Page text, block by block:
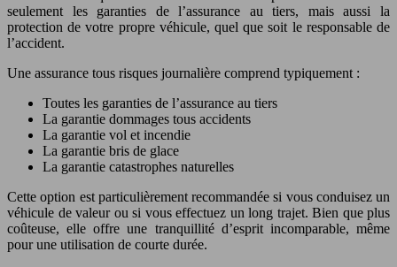
seulement les garanties de l’assurance au tiers, mais aussi la
protection de votre propre véhicule, quel que soit le responsable de
l’accident.
Une assurance tous risques journalière comprend typiquement :
Toutes les garanties de l’assurance au tiers
La garantie dommages tous accidents
La garantie vol et incendie
La garantie bris de glace
La garantie catastrophes naturelles
Cette option est particulièrement recommandée si vous conduisez un
véhicule de valeur ou si vous effectuez un long trajet. Bien que plus
coûteuse, elle offre une tranquillité d’esprit incomparable, même
pour une utilisation de courte durée.